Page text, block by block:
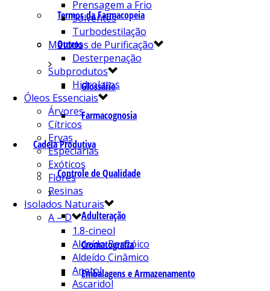
Termos da Farmacopeia
Outros
Glossário
Farmacognosia
Cadeia Produtiva
Controle de Qualidade
Adulteração
Cromatografia
Embalagens e Armazenamento
Prensagem a Frio
Solventes
Turbodestilação
Métodos de Purificação
Desterpenação
Subprodutos
Hidrolatos
Óleos Essenciais
Árvores
Cítricos
Ervas
Especiarias
Exóticos
Flores
Resinas
Isolados Naturais
A – D
1.8-cineol
Aldeído Benzóico
Aldeído Cinâmico
Anetol
Ascaridol